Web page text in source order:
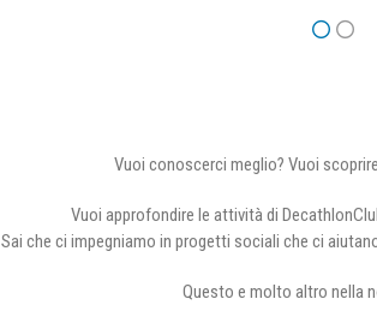
Vuoi conoscerci meglio? Vuoi
Vuoi approfondire le attività di
Sai che ci impegniamo in progetti sociali che ci
Questo e molto altro nella